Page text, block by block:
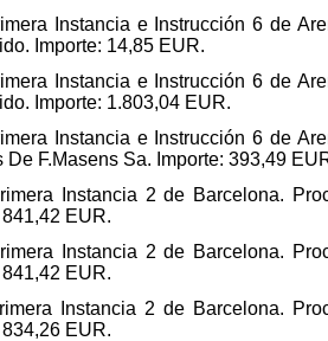
Instancia e Instrucción 6 de
Importe: 14,85 EUR.
Instancia e Instrucción 6 de
Importe: 1.803,04 EUR.
Instancia e Instrucción 6 de
F.Masens Sa. Importe: 393,49
Instancia 2 de Barcelona.
EUR.
Instancia 2 de Barcelona.
EUR.
Instancia 2 de Barcelona.
EUR.